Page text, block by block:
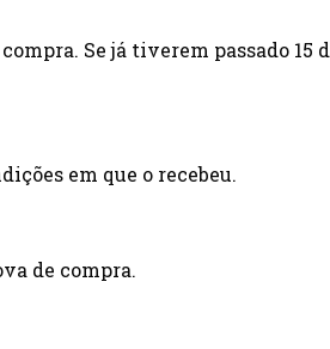
Se já tiverem passado
em que o recebeu.
de compra.